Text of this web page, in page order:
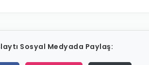
Sosyal Medyada Paylaş: